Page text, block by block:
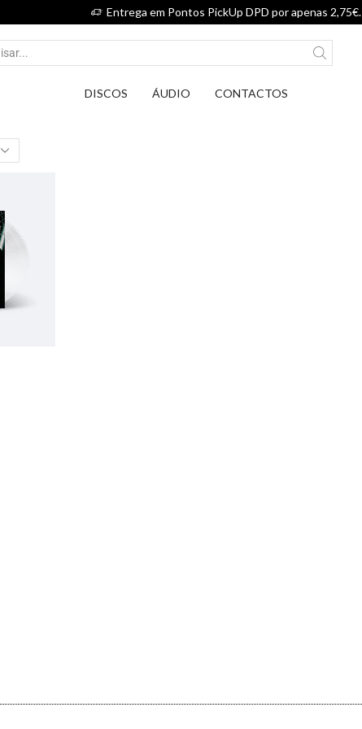
Entrega em Pontos PickUp DPD por apenas 2,75€.
DISCOS ÁUDIO CONTACTOS